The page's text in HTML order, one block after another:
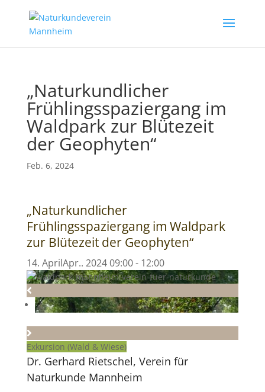
„Naturkundlicher
Frühlingsspaziergang im
Waldpark zur Blütezeit
der Geophyten“
Feb. 6, 2024
„Naturkundlicher
Frühlingsspaziergang im Waldpark
zur Blütezeit der Geophyten“
14. AprilApr.. 202409:00- 12:00
Exkursion (Wald & Wiese)
Dr. Gerhard Rietschel, Verein für
Naturkunde Mannheim